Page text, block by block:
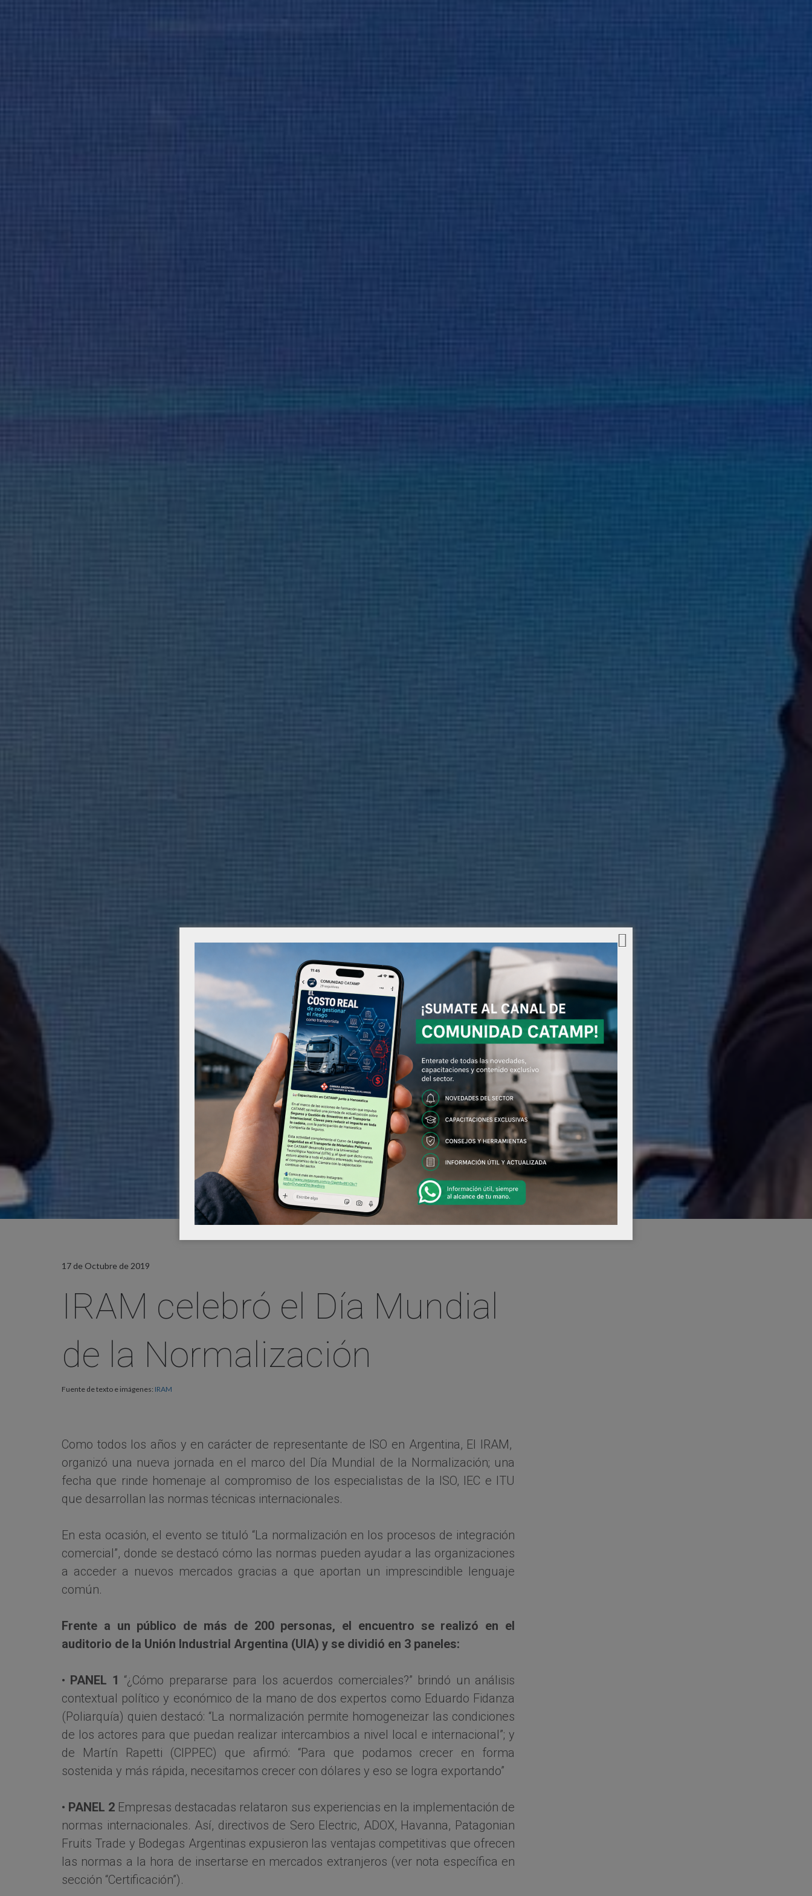
17 de Octubre de 2019
IRAM celebró el Día Mundial
de la Normalización
Fuente de texto e imágenes: IRAM
Como todos los años y en carácter de representante de ISO en Argentina, El IRAM,
organizó una nueva jornada en el marco del Día Mundial de la Normalización; una
fecha que rinde homenaje al compromiso de los especialistas de la ISO, IEC e ITU
que desarrollan las normas técnicas internacionales.
En esta ocasión, el evento se tituló “La normalización en los procesos de integración
comercial”, donde se destacó cómo las normas pueden ayudar a las organizaciones
a acceder a nuevos mercados gracias a que aportan un imprescindible lenguaje
común.
Frente a un público de más de 200 personas, el encuentro se realizó en el
auditorio de la Unión Industrial Argentina (UIA) y se dividió en 3 paneles:
• PANEL 1 “¿Cómo prepararse para los acuerdos comerciales?” brindó un análisis
contextual político y económico de la mano de dos expertos como Eduardo Fidanza
(Poliarquía) quien destacó: “La normalización permite homogeneizar las condiciones
de los actores para que puedan realizar intercambios a nivel local e internacional”; y
de Martín Rapetti (CIPPEC) que afirmó: “Para que podamos crecer en forma
sostenida y más rápida, necesitamos crecer con dólares y eso se logra exportando”
• PANEL 2 Empresas destacadas relataron sus experiencias en la implementación de
normas internacionales. Así, directivos de Sero Electric, ADOX, Havanna, Patagonian
Fruits Trade y Bodegas Argentinas expusieron las ventajas competitivas que ofrecen
las normas a la hora de insertarse en mercados extranjeros (ver nota específica en
sección “Certificación”).